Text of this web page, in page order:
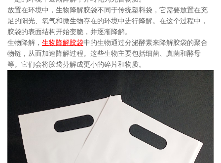
放置在环境中，生物降解胶袋不同于传统塑料袋，它需要放置在充
足的阳光、氧气和微生物存在的环境中进行降解。在这个过程中，
胶袋的表面结构开始变脆，并逐渐降解。
生物降解， 生物降解胶袋中的生物通过分泌酵素来降解胶袋的聚合
物链，从而加速降解过程。这些生物主要包括细菌、真菌和酵母
等。它们会将胶袋芬解成更小的碎片和物质。